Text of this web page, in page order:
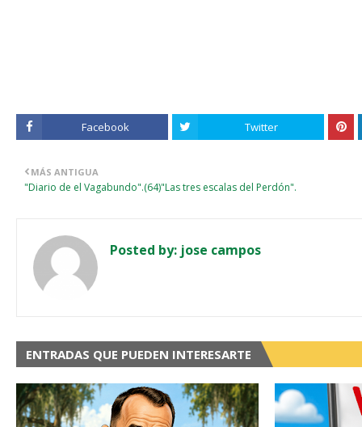
Facebook Twitter
MÁS ANTIGUA
"Diario de el Vagabundo".(64)"Las tres escalas del Perdón".
Posted by: jose campos
ENTRADAS QUE PUEDEN INTERESARTE